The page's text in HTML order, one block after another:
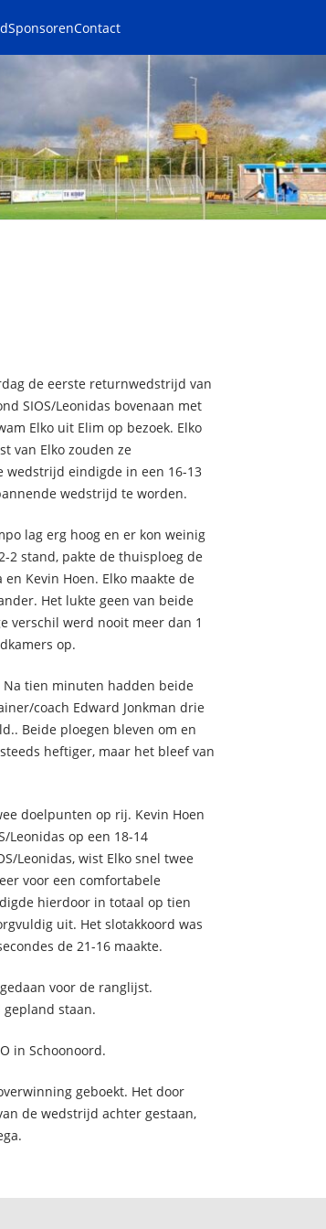
SponsorenContact
de eerste returnwedstrijd van
SIOS/Leonidas bovenaan met
Elko uit Elim op bezoek. Elko
van Elko zouden ze
wedstrijd eindigde in een 16-13
wedstrijd te worden.
lag erg hoog en er kon weinig
2 stand, pakte de thuisploeg de
Kevin Hoen. Elko maakte de
Het lukte geen van beide
verschil werd nooit meer dan 1
op.
Na tien minuten hadden beide
coach Edward Jonkman drie
Beide ploegen bleven om en
heftiger, maar het bleef van
doelpunten op rij. Kevin Hoen
Leonidas op een 18-14
Leonidas, wist Elko snel twee
voor een comfortabele
hierdoor in totaal op tien
uit. Het slotakkoord was
de 21-16 maakte.
voor de ranglijst.
gepland staan.
in Schoonoord.
geboekt. Het door
de wedstrijd achter gestaan,